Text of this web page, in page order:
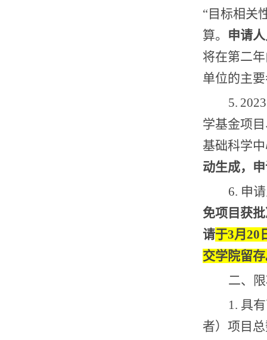
“ 目标相关
算。 申请
将在第二
单位的主
5. 2023
学基金项
基础科学
动生成，
6. 申
免项目获
请于3月 20
交学院留
二、
1. 具
者）项目